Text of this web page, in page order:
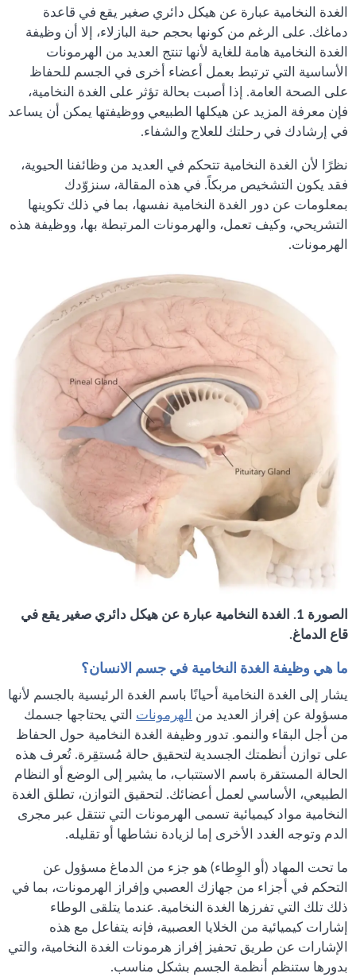
الغدة النخامية عبارة عن هيكل دائري صغير يقع في قاعدة
دماغك. على الرغم من كونها بحجم حبة البازلاء، إلا أن وظيفة
الغدة النخامية هامة للغاية لأنها تنتج العديد من الهرمونات
الأساسية التي ترتبط بعمل أعضاء أخرى في الجسم للحفاظ
على الصحة العامة. إذا أصبت بحالة تؤثر على الغدة النخامية،
فإن معرفة المزيد عن هيكلها الطبيعي ووظيفتها يمكن أن يساعد
في إرشادك في رحلتك للعلاج والشفاء.
نظرًا لأن الغدة النخامية تتحكم في العديد من وظائفنا الحيوية،
فقد يكون التشخيص مربكاً. في هذه المقالة، سنزوّدك
بمعلومات عن دور الغدة النخامية نفسها، بما في ذلك تكوينها
التشريحي، وكيف تعمل، والهرمونات المرتبطة بها، ووظيفة هذه
الهرمونات.
الصورة 1. الغدة النخامية عبارة عن هيكل دائري صغير يقع في
قاع الدماغ.
ما هي وظيفة الغدة النخامية في جسم الانسان؟
يشار إلى الغدة النخامية أحيانًا باسم الغدة الرئيسية بالجسم لأنها
مسؤولة عن إفراز العديد من الهرمونات التي يحتاجها جسمك
من أجل البقاء والنمو. تدور وظيفة الغدة النخامية حول الحفاظ
على توازن أنظمتك الجسدية لتحقيق حالة مُستقِرة. تُعرف هذه
الحالة المستقرة باسم الاستتباب، ما يشير إلى الوضع أو النظام
الطبيعي، الأساسي لعمل أعضائك. لتحقيق التوازن، تطلق الغدة
النخامية مواد كيميائية تسمى الهرمونات التي تنتقل عبر مجرى
الدم وتوجه الغدد الأخرى إما لزيادة نشاطها أو تقليله.
ما تحت المهاد (أو الوِطاء) هو جزء من الدماغ مسؤول عن
التحكم في أجزاء من جهازك العصبي وإفراز الهرمونات، بما في
ذلك تلك التي تفرزها الغدة النخامية. عندما يتلقى الوطاء
إشارات كيميائية من الخلايا العصبية، فإنه يتفاعل مع هذه
الإشارات عن طريق تحفيز إفراز هرمونات الغدة النخامية، والتي
بدورها ستنظم أنظمة الجسم بشكل مناسب.